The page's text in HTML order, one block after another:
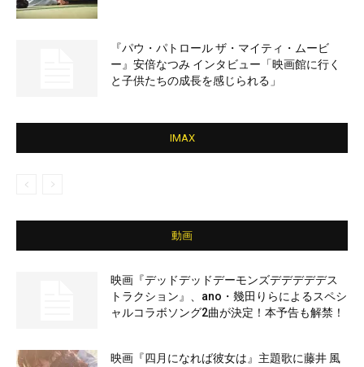
『パウ・パトロール ザ・マイティ・ムービ
ー』安倍なつみ インタビュー「映画館に行く
と子供たちの成長を感じられる」
IMAX
動画
映画『デッドデッドデーモンズデデデデデス
トラクション』、ano・幾田りらによるスペシ
ャルコラボソング2曲が決定！本予告も解禁！
映画『四月になれば彼女は』主題歌に藤井 風